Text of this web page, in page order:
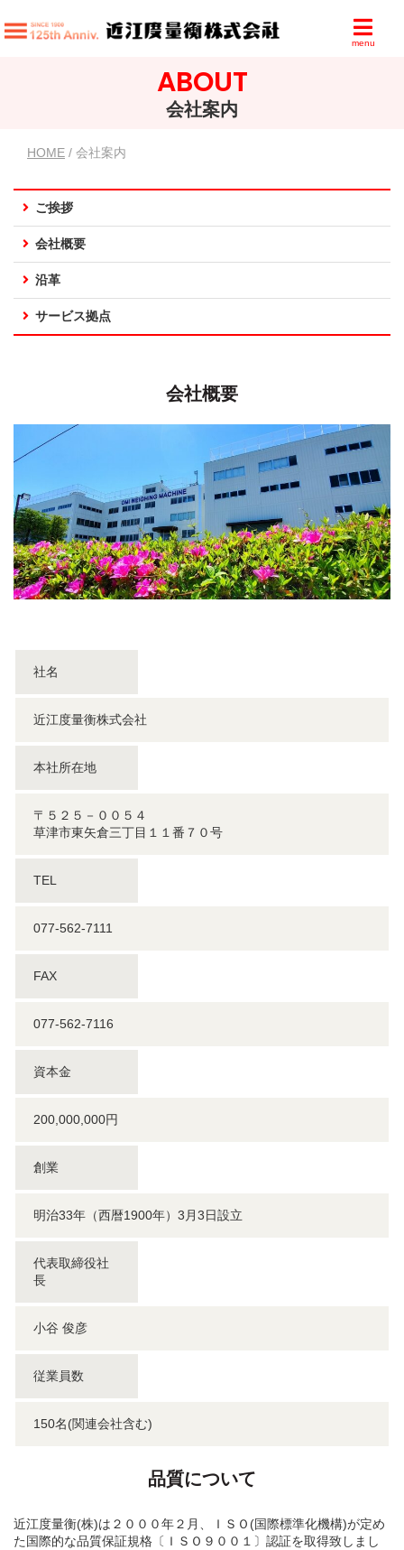
menu
ABOUT
会社案内
HOME / 会社案内
ご挨拶
会社概要
沿革
サービス拠点
会社概要
社名
近江度量衡株式会社
本社所在地
〒５２５－００５４
草津市東矢倉三丁目１１番７０号
TEL
077-562-7111
FAX
077-562-7116
資本金
200,000,000円
創業
明治33年（西暦1900年）3月3日設立
代表取締役社
長
小谷 俊彦
従業員数
150名(関連会社含む)
品質について
近江度量衡(株)は２０００年２月、ＩＳＯ(国際標準化機構)が定め
た国際的な品質保証規格〔ＩＳＯ９００１〕認証を取得致しまし